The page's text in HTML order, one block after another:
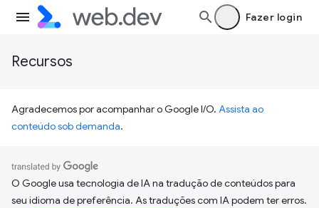
Fazer login
Recursos
Agradecemos por acompanhar o Google I/O. Assista ao
conteúdo sob demanda.
O Google usa tecnologia de IA na tradução de conteúdos para
seu idioma de preferência. As traduções com IA podem ter erros.